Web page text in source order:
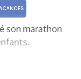
son marathon